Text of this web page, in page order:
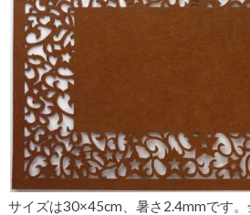
サイズは30×45cm、暑さ2.4mmです